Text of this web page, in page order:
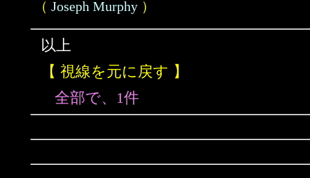
（ Joseph Murphy ）
以上
【 視線を元に戻す 】
全部で、1件